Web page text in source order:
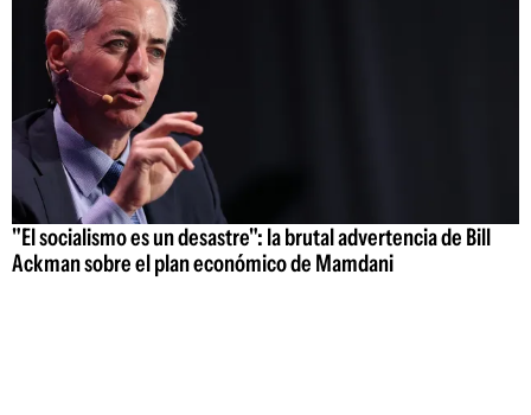
"El socialismo es un desastre": la brutal advertencia de Bill
Ackman sobre el plan económico de Mamdani